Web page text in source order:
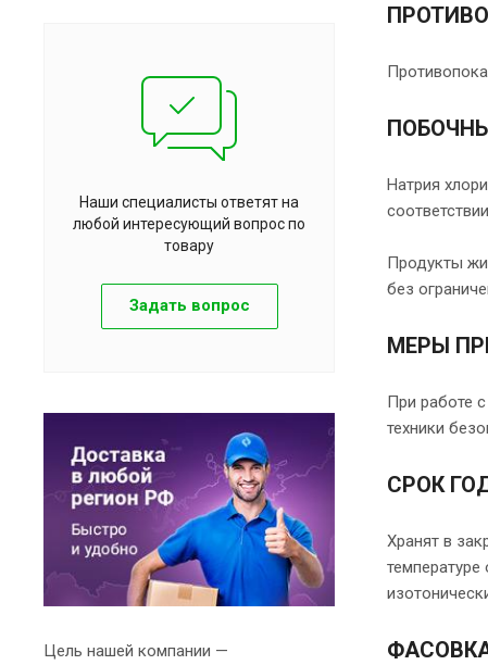
Натрия
Продукты
без
МЕРЫ
При работе
техники
СРОК
Хранят в
Наши специалисты ответят на
любой интересующий вопрос по
товару
Задать вопрос
Цель нашей компании —